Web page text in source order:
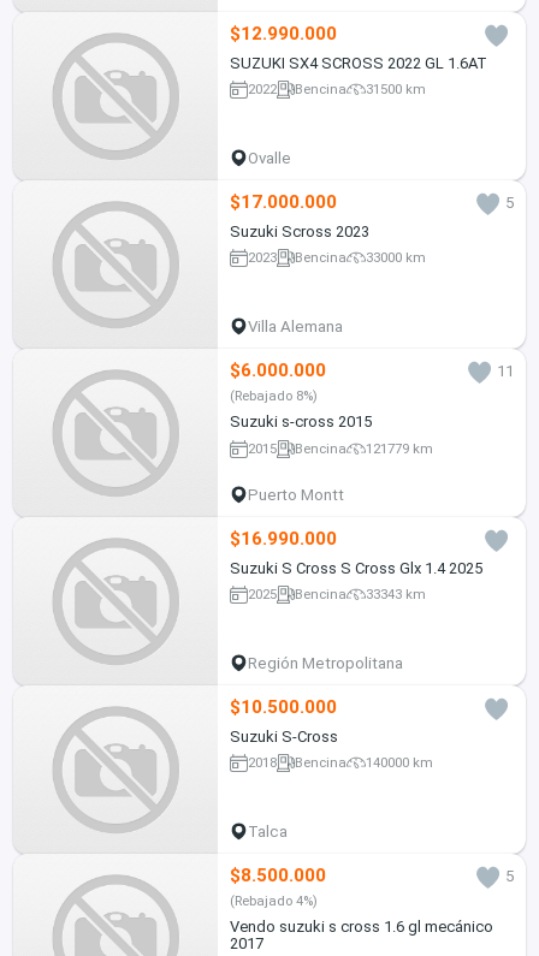
$12.990.000
SUZUKI SX4 SCROSS 2022 GL 1.6AT
2022 Bencina 31500 km
Ovalle
$17.000.000
5
Suzuki Scross 2023
2023 Bencina 33000 km
Villa Alemana
$6.000.000 11
(Rebajado 8%)
Suzuki s-cross 2015
2015 Bencina 121779 km
Puerto Montt
$16.990.000
Suzuki S Cross S Cross Glx 1.4 2025
2025 Bencina 33343 km
Región Metropolitana
$10.500.000
Suzuki S-Cross
2018 Bencina 140000 km
Talca
$8.500.000 5
(Rebajado 4%)
Vendo suzuki s cross 1.6 gl mecánico
2017